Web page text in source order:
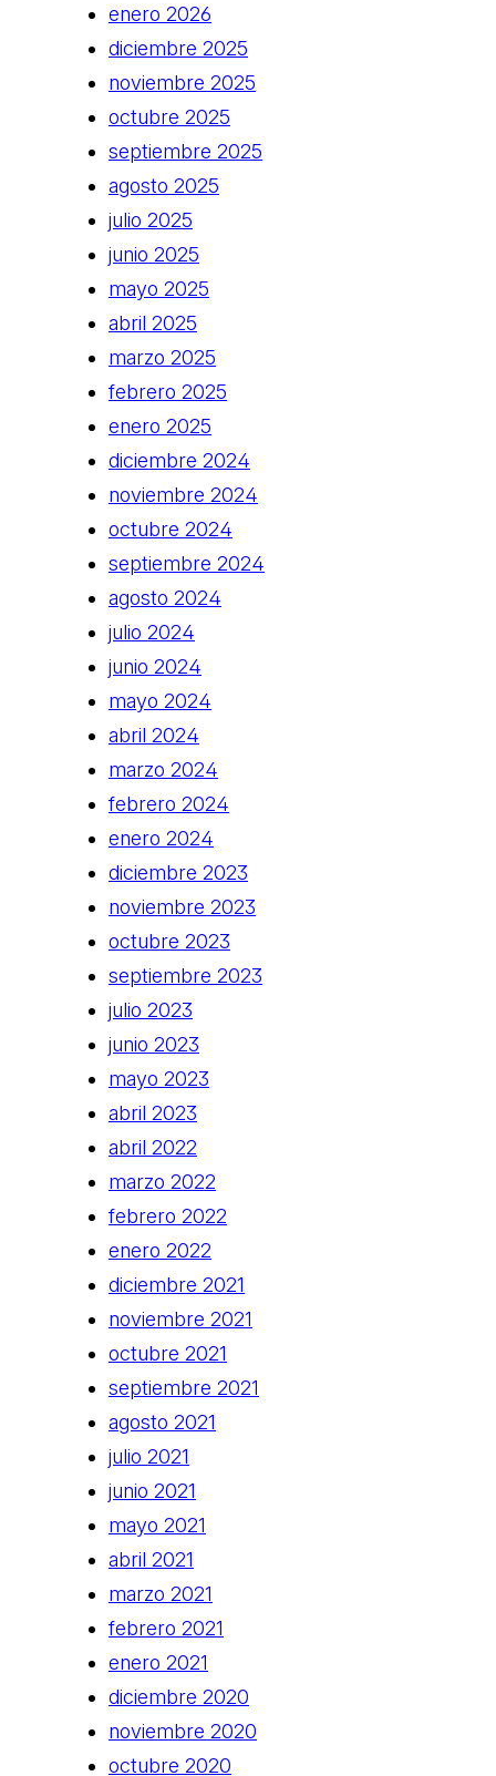
enero 2026
diciembre 2025
noviembre 2025
octubre 2025
septiembre 2025
agosto 2025
julio 2025
junio 2025
mayo 2025
abril 2025
marzo 2025
febrero 2025
enero 2025
diciembre 2024
noviembre 2024
octubre 2024
septiembre 2024
agosto 2024
julio 2024
junio 2024
mayo 2024
abril 2024
marzo 2024
febrero 2024
enero 2024
diciembre 2023
noviembre 2023
octubre 2023
septiembre 2023
julio 2023
junio 2023
mayo 2023
abril 2023
abril 2022
marzo 2022
febrero 2022
enero 2022
diciembre 2021
noviembre 2021
octubre 2021
septiembre 2021
agosto 2021
julio 2021
junio 2021
mayo 2021
abril 2021
marzo 2021
febrero 2021
enero 2021
diciembre 2020
noviembre 2020
octubre 2020